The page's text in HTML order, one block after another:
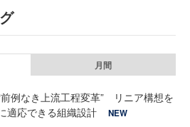
月間
例なき上流工程変革” リニア構想を
適応できる組織設計
NEW